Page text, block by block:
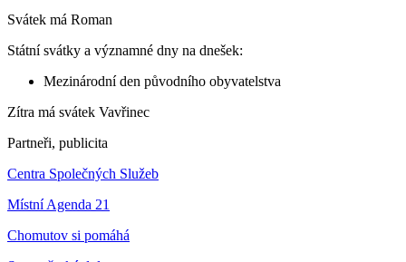
Svátek má Roman
Státní svátky a významné dny na dnešek:
Mezinárodní den původního obyvatelstva
Zítra má svátek Vavřinec
Partneři, publicita
Centra Společných Služeb
Místní Agenda 21
Chomutov si pomáhá